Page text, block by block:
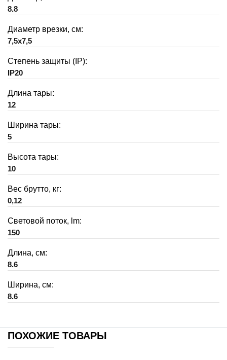
8.8
Диаметр врезки, см:
7,5x7,5
Степень защиты (IP):
IP20
Длина тары:
12
Ширина тары:
5
Высота тары:
10
Вес брутто, кг:
0,12
Световой поток, lm:
150
Длина, см:
8.6
Ширина, см:
8.6
ПОХОЖИЕ ТОВАРЫ